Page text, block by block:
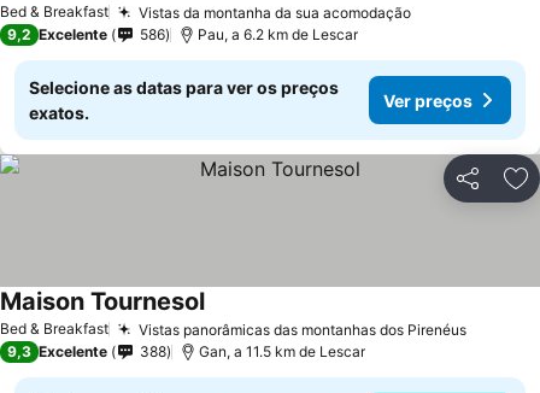
Bed & Breakfast Vistas da montanha da sua acomodação
9,2 Excelente 586 Pau, a 6.2 km de Lescar
Selecione as datas para ver os preços
exatos.
Ver preços
Partilhar
Bed & Breakfast Vistas panorâmicas das montanhas dos Pirenéus
Maison Tournesol
9,3 Excelente 388 Gan, a 11.5 km de Lescar